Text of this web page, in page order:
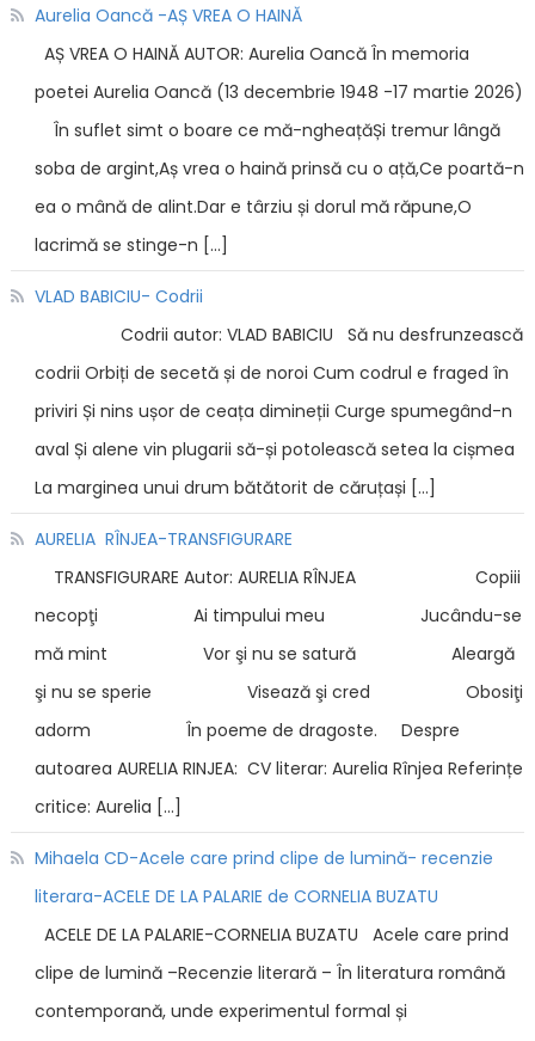
Aurelia Oancă -AȘ VREA O HAINĂ
AȘ VREA O HAINĂ AUTOR: Aurelia Oancă În memoria
poetei Aurelia Oancă (13 decembrie 1948 -17 martie 2026)
În suflet simt o boare ce mă-ngheațăȘi tremur lângă
soba de argint,Aș vrea o haină prinsă cu o ață,Ce poartă-n
ea o mână de alint.Dar e târziu și dorul mă răpune,O
lacrimă se stinge-n […]
VLAD BABICIU- Codrii
Codrii autor: VLAD BABICIU Să nu desfrunzească
codrii Orbiți de secetă și de noroi Cum codrul e fraged în
priviri Și nins ușor de ceața dimineții Curge spumegând-n
aval Și alene vin plugarii să-și potolească setea la cișmea
La marginea unui drum bătătorit de căruțași […]
AURELIA RÎNJEA-TRANSFIGURARE
TRANSFIGURARE Autor: AURELIA RÎNJEA Copiii
necopţi Ai timpului meu Jucându-se
mă mint Vor şi nu se satură Aleargă
şi nu se sperie Visează şi cred Obosiţi
adorm În poeme de dragoste. Despre
autoarea AURELIA RINJEA: CV literar: Aurelia Rînjea Referințe
critice: Aurelia […]
Mihaela CD-Acele care prind clipe de lumină- recenzie
literara-ACELE DE LA PALARIE de CORNELIA BUZATU
ACELE DE LA PALARIE-CORNELIA BUZATU Acele care prind
clipe de lumină –Recenzie literară – În literatura română
contemporană, unde experimentul formal și